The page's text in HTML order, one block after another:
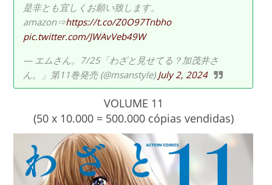
是非とも宜しくお願い致します。
amazon⇒https://t.co/Z0O97Tnbho
pic.twitter.com/JWAvVeb49W
— エムさん。7/25「わざと見せてる？加茂井さ
ん。」第11巻発売 (@msanstyle)July 2, 2024
VOLUME 11
(50 x 10.000 = 500.000 cópias vendidas)